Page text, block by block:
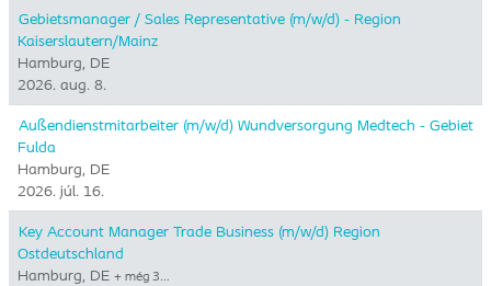
Gebietsmanager / Sales Representative (m/w/d) - Region
Kaiserslautern/Mainz
Hamburg, DE
2026. aug. 8.
Außendienstmitarbeiter (m/w/d) Wundversorgung Medtech - Gebiet
Fulda
Hamburg, DE
2026. júl. 16.
Key Account Manager Trade Business (m/w/d) Region
Ostdeutschland
Hamburg, DE + még 3…